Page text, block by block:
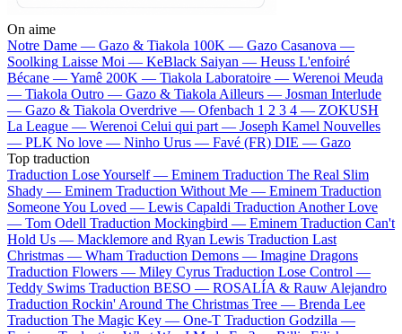
On aime
Notre Dame — Gazo & Tiakola 100K — Gazo Casanova —
Soolking Laisse Moi — KeBlack Saiyan — Heuss L'enfoiré
Bécane —Yamê 200K — Tiakola Laboratoire — Werenoi Meuda
— Tiakola Outro — Gazo & TiakolaAilleurs — Josman Interlude
— Gazo & Tiakola Overdrive — Ofenbach 1 2 3 4 — ZOKUSH
La League — Werenoi Celui qui part — Joseph Kamel Nouvelles
— PLK No love — Ninho Urus — Favé (FR) DIE — Gazo
Top traduction
Traduction Lose Yourself — Eminem Traduction The Real Slim
Shady — Eminem Traduction Without Me — Eminem Traduction
Someone You Loved — Lewis Capaldi Traduction Another Love
— Tom Odell Traduction Mockingbird — Eminem Traduction Can't
Hold Us — Macklemore and Ryan Lewis Traduction Last
Christmas — Wham Traduction Demons — Imagine Dragons
Traduction Flowers — Miley Cyrus Traduction Lose Control —
Teddy Swims Traduction BESO — ROSALÍA & Rauw Alejandro
Traduction Rockin' Around The Christmas Tree — Brenda Lee
Traduction The Magic Key — One-T Traduction Godzilla —